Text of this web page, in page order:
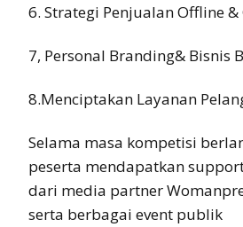
6. Strategi Penjualan Offline &
7, Personal Branding& Bisnis
8.Menciptakan Layanan
Selama masa kompetisi
peserta mendapatkan
dari media partner
serta berbagai event publik